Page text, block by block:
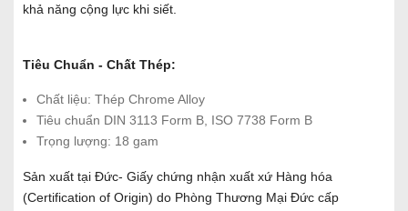
khả năng cộng lực khi siết.
Tiêu Chuẩn - Chất Thép:
Chất liệu: Thép Chrome Alloy
Tiêu chuẩn DIN 3113 Form B, ISO 7738 Form B
Trọng lượng: 18 gam
Sản xuất tại Đức- Giấy chứng nhận xuất xứ Hàng hóa
(Certification of Origin) do Phòng Thương Mại Đức cấp